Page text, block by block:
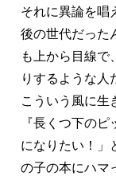
それに異論を唱
後の世代だった
も上から目線で
りするような人
こういう風に生
『長くつ下の
になりたい！」
の子の本にハマ